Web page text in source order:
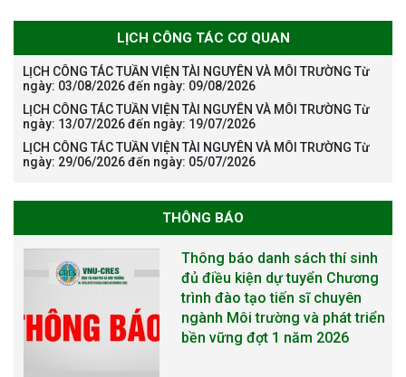
LỊCH CÔNG TÁC CƠ QUAN
LỊCH CÔNG TÁC TUẦN VIỆN TÀI NGUYÊN VÀ MÔI TRƯỜNG Từ
ngày: 03/08/2026 đến ngày: 09/08/2026
LỊCH CÔNG TÁC TUẦN VIỆN TÀI NGUYÊN VÀ MÔI TRƯỜNG Từ
ngày: 13/07/2026 đến ngày: 19/07/2026
LỊCH CÔNG TÁC TUẦN VIỆN TÀI NGUYÊN VÀ MÔI TRƯỜNG Từ
ngày: 29/06/2026 đến ngày: 05/07/2026
THÔNG BÁO
The International Conference
EME 2026 on “Earth, Mine and
Environmental Sciences for the
Advancement of Strategic
Technologies and